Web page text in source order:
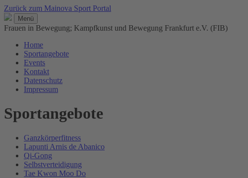
Zurück zum Mainova Sport Portal
Menü
Frauen in Bewegung; Kampfkunst und Bewegung Frankfurt e.V. (FIB)
Home
Sportangebote
Events
Kontakt
Datenschutz
Impressum
Sportangebote
Ganzkörperfitness
Lapunti Arnis de Abanico
Qi-Gong
Selbstverteidigung
Tae Kwon Moo Do